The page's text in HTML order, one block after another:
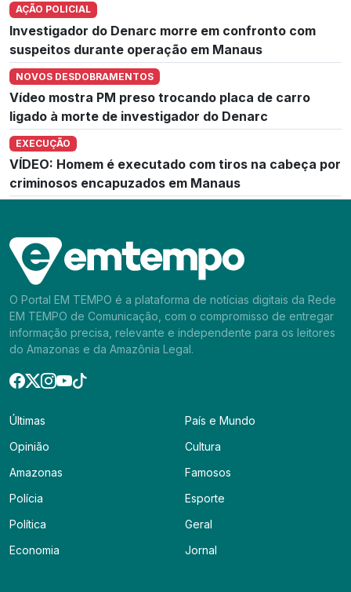
AÇÃO POLICIAL
Investigador do Denarc morre em confronto com
suspeitos durante operação em Manaus
NOVOS DESDOBRAMENTOS
Vídeo mostra PM preso trocando placa de carro
ligado à morte de investigador do Denarc
EXECUÇÃO
VÍDEO: Homem é executado com tiros na cabeça por
criminosos encapuzados em Manaus
O Portal EM TEMPO é a plataforma de notícias digitais da Rede
EM TEMPO de Comunicação, com o compromisso de entregar
informação precisa, relevante e independente para os leitores
do Amazonas e da Amazônia Legal.
Últimas
Opinião
Amazonas
Polícia
Política
Economia
País e Mundo
Cultura
Famosos
Esporte
Geral
Jornal